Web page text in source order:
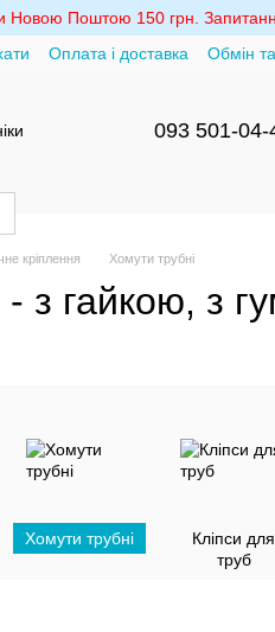
Поштою 150 грн.
Оплата і доставка Обмін
093 501-04-
кріплення Хомути трубні
- з гайкою, з
Хомути трубні
Кліпси для
труб